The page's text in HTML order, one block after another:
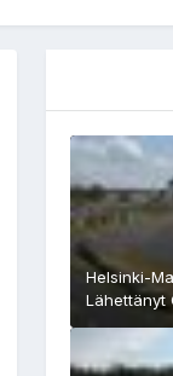
Helsinki-
Lähettänyt